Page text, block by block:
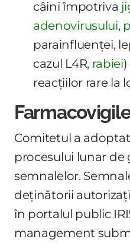
câini împotriva
adenovirusului,
parainfluenței,
cazul L4R, rabiei
reacțiilor rare la
Comitetul a
procesului lunar de
semnalelor.
deținătorii
în portalul public
management